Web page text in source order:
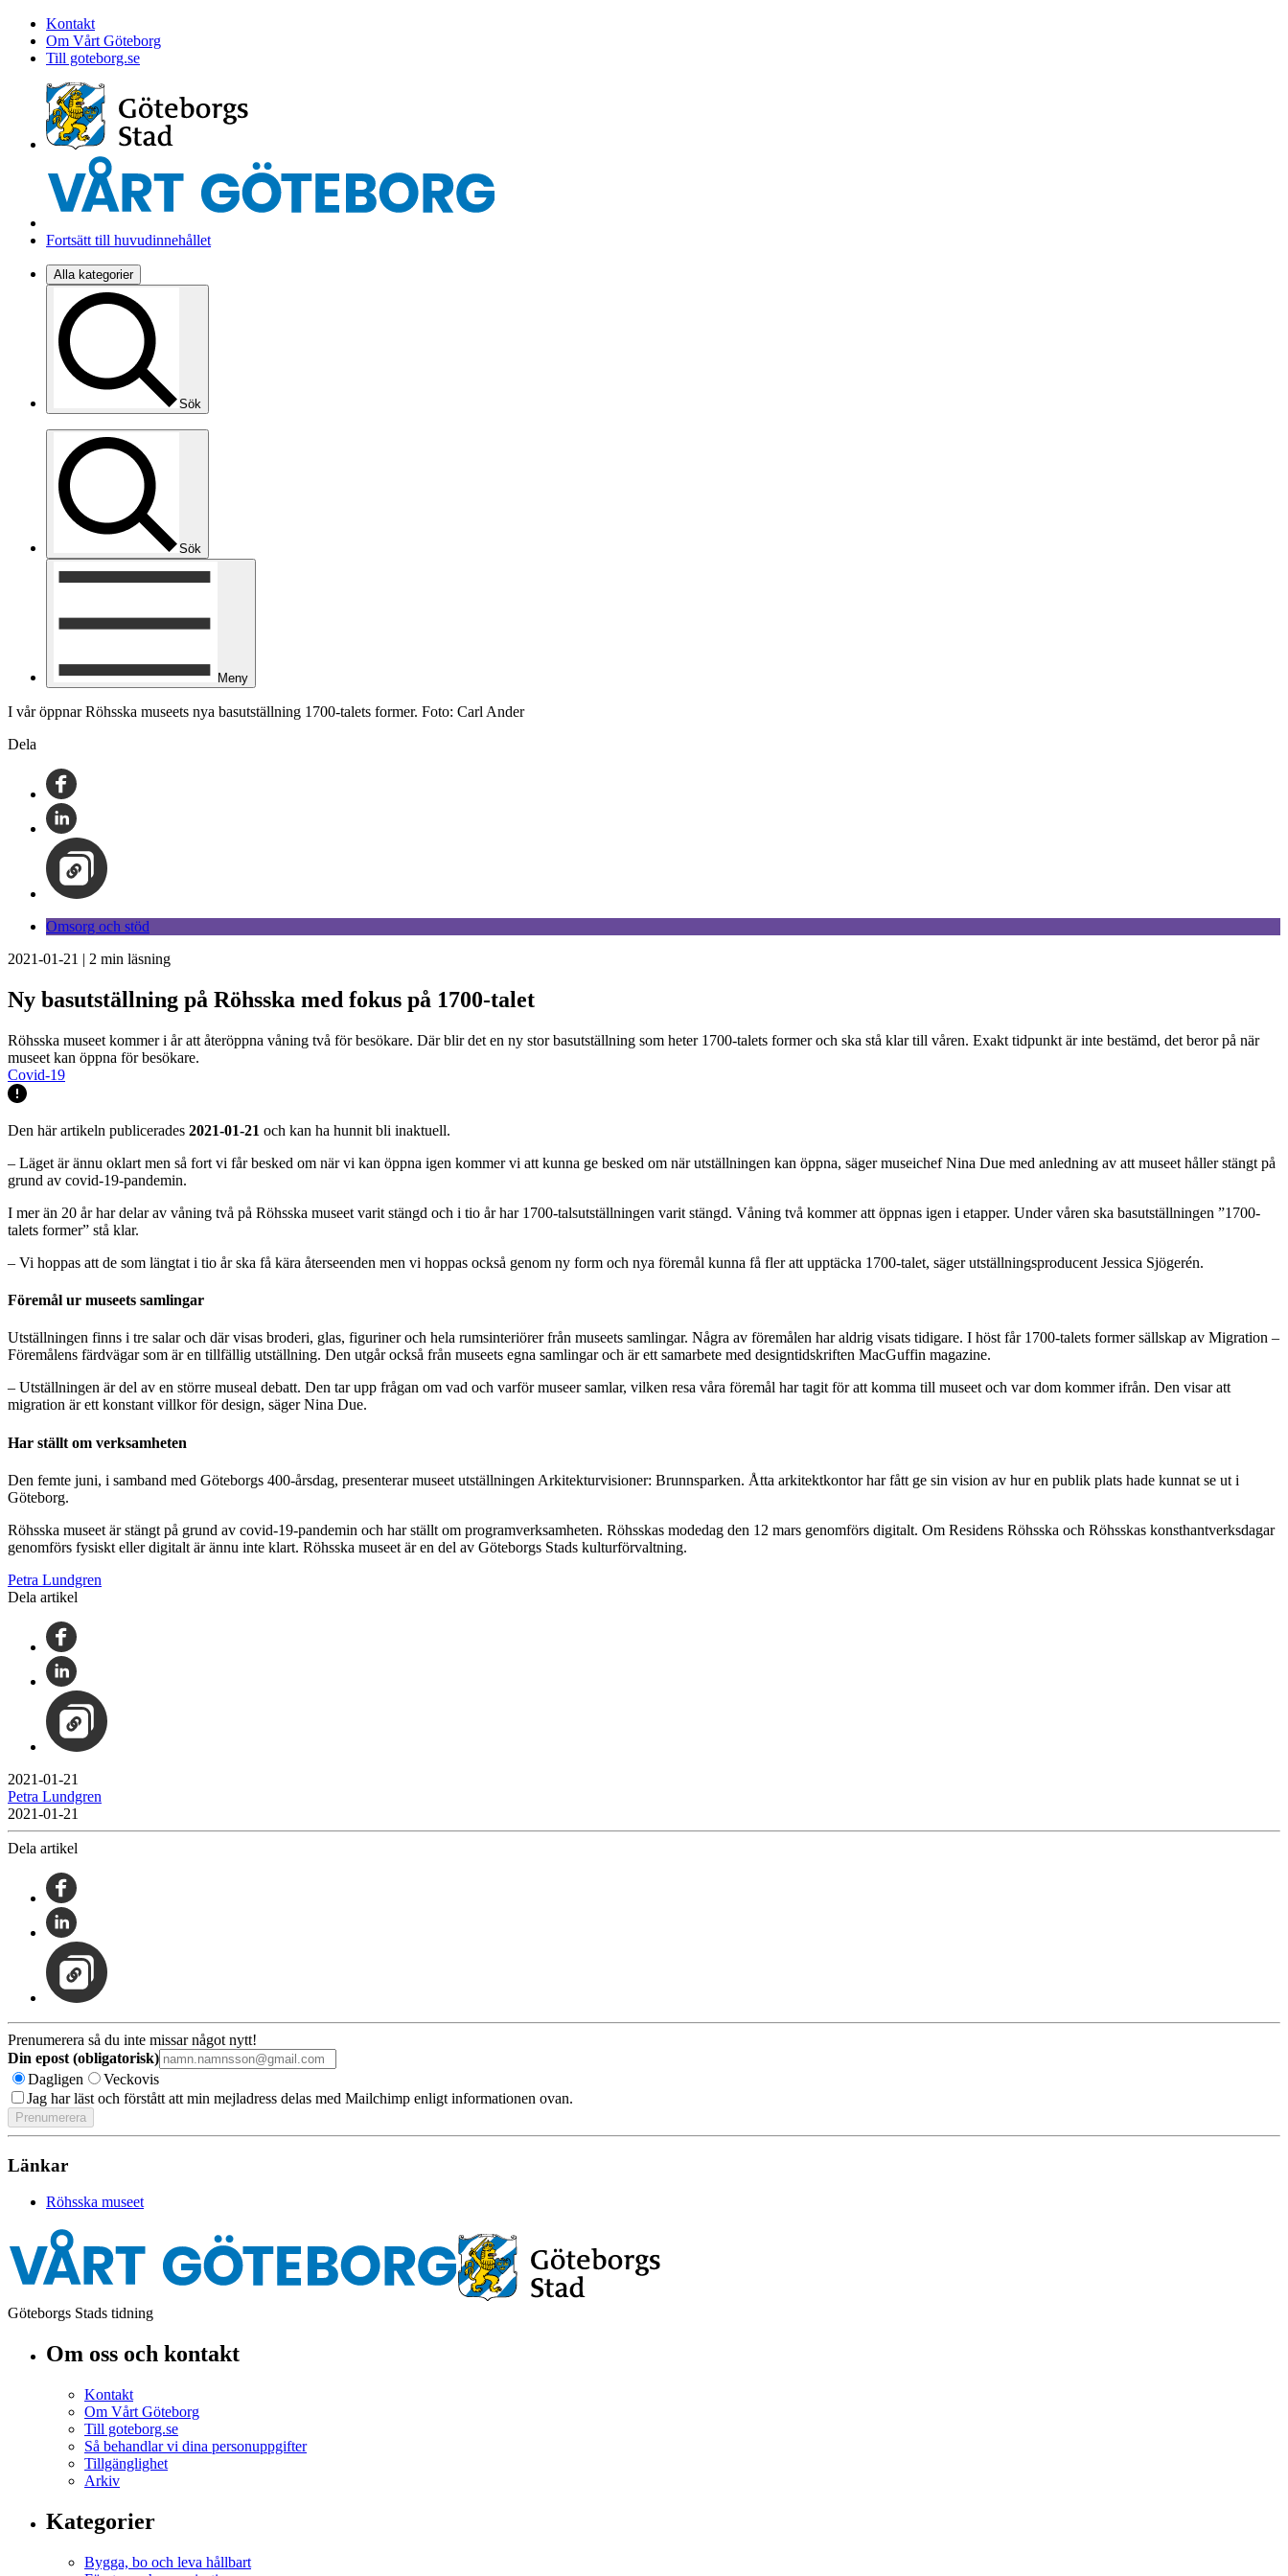
Kontakt
Om Vårt Göteborg
Till goteborg.se
Fortsätt till huvudinnehållet
Alla kategorier
Sök
Sök
Meny
I vår öppnar Röhsska museets nya basutställning 1700-talets former. Foto: Carl Ander
Dela
Omsorg och stöd
2021-01-21 | 2 min läsning
Ny basutställning på Röhsska med fokus på 1700-talet
Röhsska museet kommer i år att återöppna våning två för besökare. Där blir det en ny stor basutställning som heter 1700-talets former och ska stå klar till våren. Exakt tidpunkt är inte bestämd, det beror på när
museet kan öppna för besökare.
Covid-19
Den här artikeln publicerades 2021-01-21 och kan ha hunnit bli inaktuell.
– Läget är ännu oklart men så fort vi får besked om när vi kan öppna igen kommer vi att kunna ge besked om när utställningen kan öppna, säger museichef Nina Due med anledning av att museet håller stängt på
grund av covid-19-pandemin.
I mer än 20 år har delar av våning två på Röhsska museet varit stängd och i tio år har 1700-talsutställningen varit stängd. Våning två kommer att öppnas igen i etapper. Under våren ska basutställningen ”1700-
talets former” stå klar.
– Vi hoppas att de som längtat i tio år ska få kära återseenden men vi hoppas också genom ny form och nya föremål kunna få fler att upptäcka 1700-talet, säger utställningsproducent Jessica Sjögerén.
Föremål ur museets samlingar
Utställningen finns i tre salar och där visas broderi, glas, figuriner och hela rumsinteriörer från museets samlingar. Några av föremålen har aldrig visats tidigare. I höst får 1700-talets former sällskap av Migration –
Föremålens färdvägar som är en tillfällig utställning. Den utgår också från museets egna samlingar och är ett samarbete med designtidskriften MacGuffin magazine.
– Utställningen är del av en större museal debatt. Den tar upp frågan om vad och varför museer samlar, vilken resa våra föremål har tagit för att komma till museet och var dom kommer ifrån. Den visar att
migration är ett konstant villkor för design, säger Nina Due.
Har ställt om verksamheten
Den femte juni, i samband med Göteborgs 400-årsdag, presenterar museet utställningen Arkitekturvisioner: Brunnsparken. Åtta arkitektkontor har fått ge sin vision av hur en publik plats hade kunnat se ut i
Göteborg.
Röhsska museet är stängt på grund av covid-19-pandemin och har ställt om programverksamheten. Röhsskas modedag den 12 mars genomförs digitalt. Om Residens Röhsska och Röhsskas konsthantverksdagar
genomförs fysiskt eller digitalt är ännu inte klart. Röhsska museet är en del av Göteborgs Stads kulturförvaltning.
Petra Lundgren
Dela artikel
2021-01-21
Petra Lundgren
2021-01-21
Dela artikel
Prenumerera så du inte missar något nytt!
Din epost (obligatorisk)
Dagligen
Veckovis
Jag har läst och förstått att min mejladress delas med Mailchimp enligt informationen ovan.
Länkar
Röhsska museet
Göteborgs Stads tidning
Om oss och kontakt
Kontakt
Om Vårt Göteborg
Till goteborg.se
Så behandlar vi dina personuppgifter
Tillgänglighet
Arkiv
Kategorier
Bygga, bo och leva hållbart